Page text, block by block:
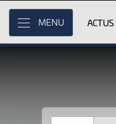
Skip
Main
Content
MENU ACTUS
2024
Résultats